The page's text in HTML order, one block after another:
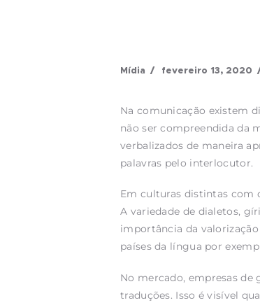
Mídia fevereiro 13, 2020
Na comunicação existem
não ser compreendida da
verbalizados de maneira
palavras pelo interlocutor.
Em culturas distintas com
A variedade de dialetos,
importância da
países da língua por
No mercado, empresas de
traduções. Isso é visível